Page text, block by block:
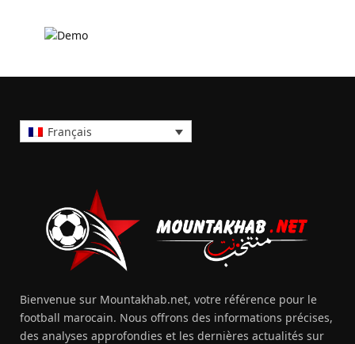
Français
Bienvenue sur Mountakhab.net, votre référence pour le
football marocain. Nous offrons des informations précises,
des analyses approfondies et les dernières actualités sur